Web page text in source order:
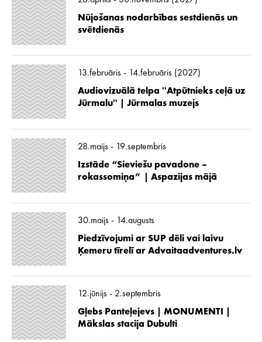
Nūjošanas nodarbības sestdienās un
svētdienās
13.februāris - 14.februāris (2027)
Audiovizuālā telpa ''Atpūtnieks ceļā uz
Jūrmalu'' | Jūrmalas muzejs
28.maijs - 19.septembris
Izstāde “Sieviešu pavadone –
rokassomiņa” | Aspazijas mājā
30.maijs - 14.augusts
Piedzīvojumi ar SUP dēli vai laivu
Ķemeru tīrelī ar Advaitaadventures.lv
12.jūnijs - 2.septembris
Gļebs Panteļejevs | MONUMENTI |
Mākslas stacija Dubulti